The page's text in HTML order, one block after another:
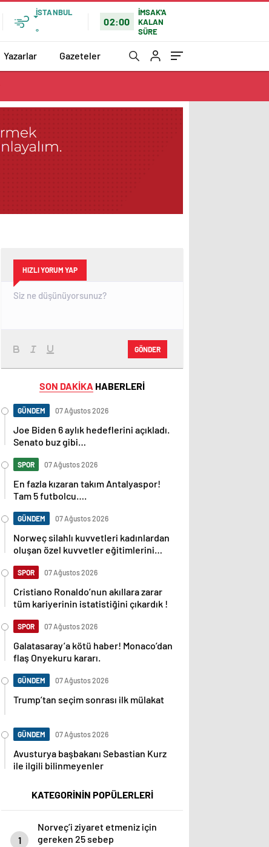
İSTANBUL
°
02:00
İMSAK'A
KALAN
SÜRE
Yazarlar Gazeteler
HIZLI YORUM YAP
GÖNDER
SON DAKİKA HABERLERİ
GÜNDEM 07 Ağustos 2026
Joe Biden 6 aylık hedeflerini açıkladı.
Senato buz gibi…
SPOR 07 Ağustos 2026
En fazla kızaran takım Antalyaspor!
Tam 5 futbolcu….
GÜNDEM 07 Ağustos 2026
Norweç silahlı kuvvetleri kadınlardan
oluşan özel kuvvetler eğitimlerini
SPOR 07 Ağustos 2026
Cristiano Ronaldo’nun akıllara zarar
tüm kariyerinin istatistiğini çıkardık !
SPOR 07 Ağustos 2026
Galatasaray’a kötü haber! Monaco’dan
flaş Onyekuru kararı.
GÜNDEM 07 Ağustos 2026
Trump’tan seçim sonrası ilk mülakat
GÜNDEM 07 Ağustos 2026
Avusturya başbakanı Sebastian Kurz
ile ilgili bilinmeyenler
KATEGORİNİN POPÜLERLERİ
1
Norveç’i ziyaret etmeniz için
gereken 25 sebep